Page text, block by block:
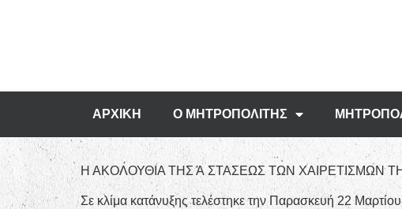
ΑΡΧΙΚΗ Ο ΜΗΤΡΟΠΟΛΙΤΗΣ
Η ΑΚΟΛΟΥΘΙΑ ΤΗΣ Ά ΣΤΑΣΕΩΣ ΤΩΝ ΧΑΙΡΕΤΙΣΜΩΝ
Σε κλίμα κατάνυξης τελέστηκε την Παρασκευή 22